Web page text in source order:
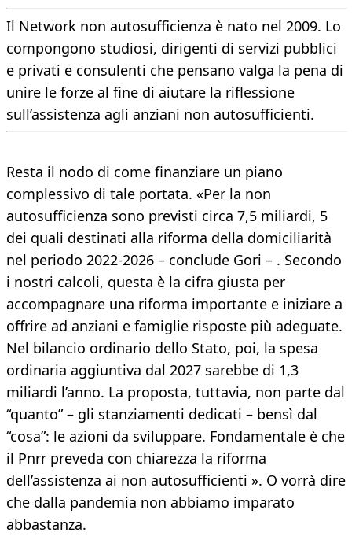
Il Network non autosufficienza è nato nel 2009. Lo
compongono studiosi, dirigenti di servizi pubblici
e privati e consulenti che pensano valga la pena di
unire le forze al fine di aiutare la riflessione
sull’assistenza agli anziani non autosufficienti.
Resta il nodo di come finanziare un piano
complessivo di tale portata. «Per la non
autosufficienza sono previsti circa 7,5 miliardi, 5
dei quali destinati alla riforma della domiciliarità
nel periodo 2022-2026 – conclude Gori – . Secondo
i nostri calcoli, questa è la cifra giusta per
accompagnare una riforma importante e iniziare a
offrire ad anziani e famiglie risposte più adeguate.
Nel bilancio ordinario dello Stato, poi, la spesa
ordinaria aggiuntiva dal 2027 sarebbe di 1,3
miliardi l’anno. La proposta, tuttavia, non parte dal
“quanto” – gli stanziamenti dedicati – bensì dal
“cosa”: le azioni da sviluppare. Fondamentale è che
il Pnrr preveda con chiarezza la riforma
dell’assistenza ai non autosufficienti ». O vorrà dire
che dalla pandemia non abbiamo imparato
abbastanza.